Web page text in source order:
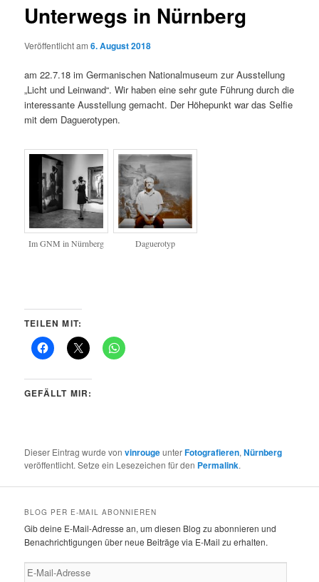
Unterwegs in Nürnberg
Veröffentlicht am6. August 2018
am 22.7.18 im Germanischen Nationalmuseum zur Ausstellung
„Licht und Leinwand“. Wir haben eine sehr gute Führung durch die
interessante Ausstellung gemacht. Der Höhepunkt war das Selfie
mit dem Daguerotypen.
Im GNM in Nürnberg Daguerotyp
TEILEN MIT:
GEFÄLLT MIR:
Dieser Eintrag wurde vonvinrougeunterFotografieren,Nürnberg
veröffentlicht. Setze ein Lesezeichen für den Permalink.
BLOG PER E-MAIL ABONNIEREN
Gib deine E-Mail-Adresse an, um diesen Blog zu abonnieren und
Benachrichtigungen über neue Beiträge via E-Mail zu erhalten.
E-